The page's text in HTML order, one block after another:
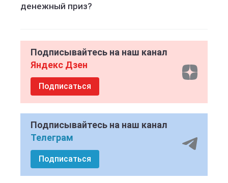
денежный приз?
Подписывайтесь на наш канал
Яндекс Дзен
Подписаться
Подписывайтесь на наш канал
Телеграм
Подписаться